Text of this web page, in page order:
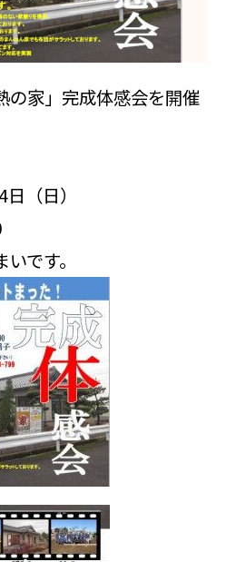
の家」完成体感会を開催
（日）
です。